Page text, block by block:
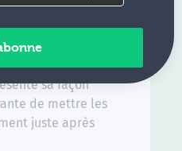
fort avec
plénière du
Joao Das Neves
les
sa façon
de mettre les
juste après